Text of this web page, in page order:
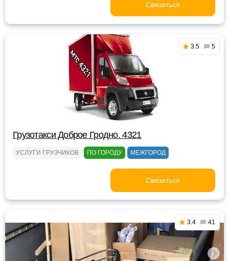
Связаться
3.5 5
Грузотакси Доброе Гродно. 4321
УСЛУГИ ГРУЗЧИКОВ ПО ГОРОДУ МЕЖГОРОД
Связаться
3.4 41